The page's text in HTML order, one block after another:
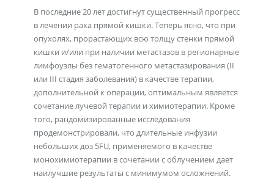
В последние 20 лет достигнут существенный прогресс
в лечении рака прямой кишки. Теперь ясно, что при
опухолях, прорастающих всю толщу стенки прямой
кишки и/или при наличии метастазов в регионарные
лимфоузлы без гематогенного метастазирования (II
или III стадия заболевания) в качестве терапии,
дополнительной к операции, оптимальным является
сочетание лучевой терапии и химиотерапии. Кроме
того, рандомизированные исследования
продемонстрировали, что длительные инфузии
небольших доз 5FU, применяемого в качестве
монохимиотерапии в сочетании с облучением дает
наилучшие результаты с минимумом осложнений.